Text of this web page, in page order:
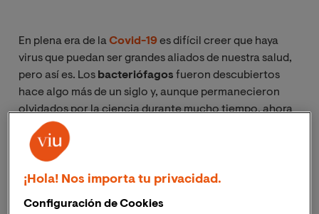
En plena era de laCovid-19 es difícil creer que haya
virus que puedan ser grandes aliados de nuestra salud,
pero así es. Los bacteriófagos fueron descubiertos
hace algo más de un siglo y, aunque permanecieron
olvidados por la ciencia durante mucho tiempo, ahora
se presentan como una buena alternativa para luchar
contra las superbacterias.
¿Qué son los bacteriófagos?
¡Hola! Nos importa tu privacidad.
Configuración de Cookies